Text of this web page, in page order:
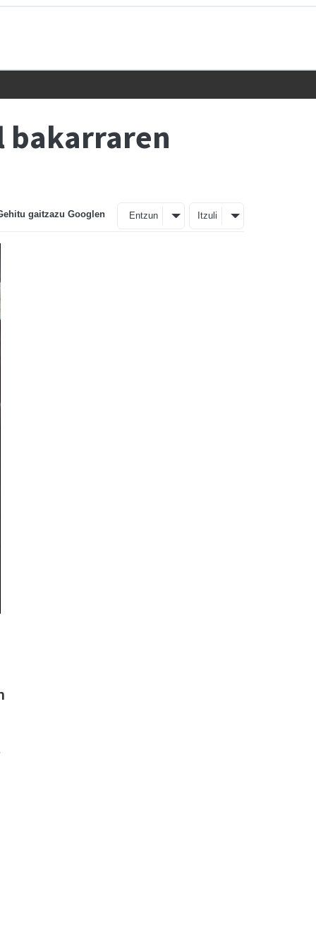
bakarraren
gaitzazu Googlen Entzun Itzuli